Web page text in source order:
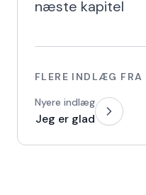
næste kapitel
FLERE INDLÆG FRA
Nyere indlæg
Jeg er glad